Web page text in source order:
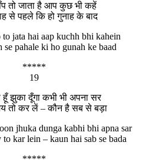
तो जाता है आप कुछ भी कहें
से पहले कि हो गुनाह के बाद
to jata hai aap kuchh bhi kahein
se pahale ki ho gunah ke baad
*****
19
हूँ झुका दूँगा कभी भी अपना सर
तो कर लें – कौन है सब से बड़ा
jhuka dunga kabhi bhi apna sar
to kar lein – kaun hai sab se bada
*****